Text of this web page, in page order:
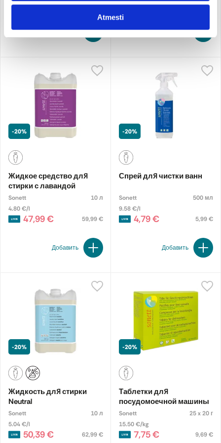
Atmesti
4,31 € 5,39 €
Добавить
4,23 € 5,29 €
Добавить
-20%
Жидкое средство для
стирки с лавандой
Sonett
10 л
4.80 €/l
47,99 € 59,99 €
Добавить
-20%
Спрей для чистки ванн
Sonett
500 мл
9.58 €/l
4,79 € 5,99 €
Добавить
-20%
Жидкость для стирки
Neutral
Sonett
10 л
5.04 €/l
50,39 € 62,99 €
-20%
Таблетки для
посудомоечной машины
Sonett
25 x 20 г
15.50 €/kg
7,75 € 9,69 €